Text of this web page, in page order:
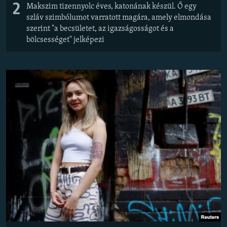
2
Makszim tizennyolc éves, katonának készül. Ő egy
szláv szimbólumot varratott magára, amely elmondása
szerint "a becsületet, az igazságosságot és a
bölcsességet" jelképezi